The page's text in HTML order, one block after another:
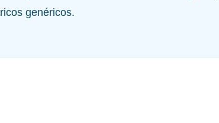
genéricos.